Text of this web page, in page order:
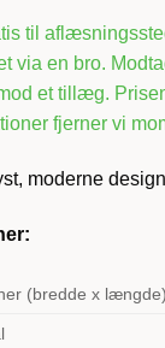
til
via en bro.
et tillæg.
fjerner vi
moderne
(bredde x længde)